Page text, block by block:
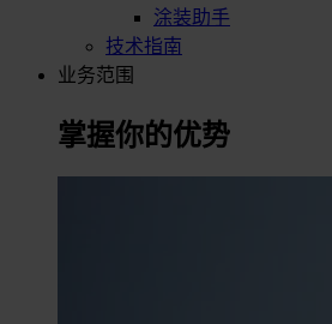
涂装助手
技术指南
业务范围
掌握你的优势